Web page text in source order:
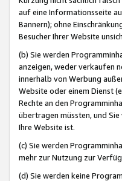
auf eine Informationsseite
Bannern); ohne
Besucher Ihrer Website
(b) Sie werden
anzeigen, weder verkaufen
innerhalb von Werbung
Website oder einem Dienst
Rechte an den
übertragen müssten, und
Ihre Website ist.
(c) Sie werden
mehr zur Nutzung zur
(d) Sie werden keine